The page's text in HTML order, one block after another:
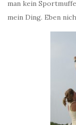
man kein
mein Ding. Eben